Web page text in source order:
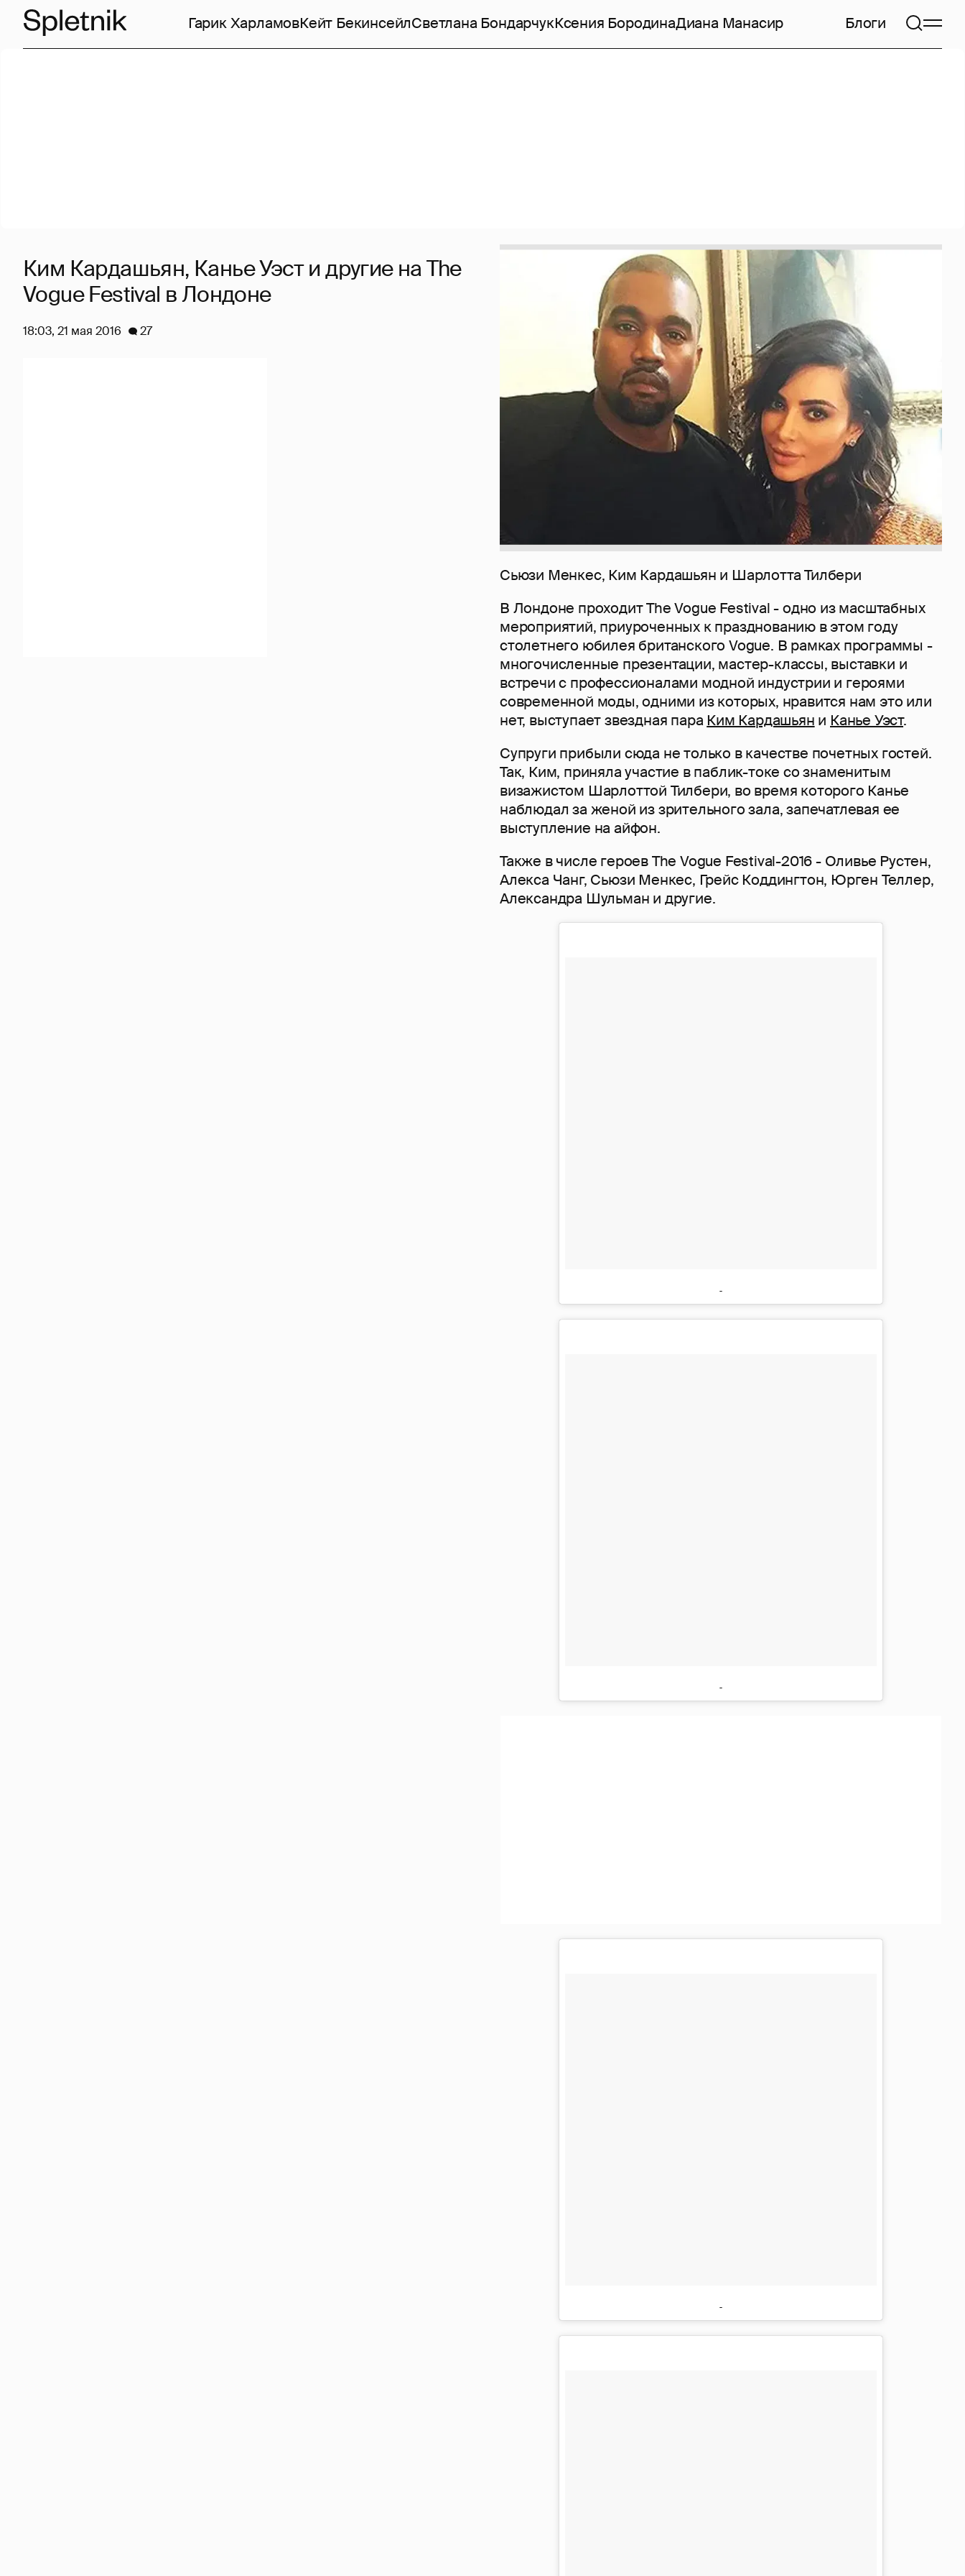
Гарик ХарламовКейт БекинсейлСветлана БондарчукКсения БородинаДиана Манасир Блоги
Сьюзи Менкес, Ким Кардашьян и Шарлотта Тилбери
В Лондоне проходит The Vogue Festival - одно из масштабных
мероприятий, приуроченных к празднованию в этом году
столетнего юбилея британского Vogue. В рамках программы -
многочисленные презентации, мастер-классы, выставки и
встречи с профессионалами модной индустрии и героями
современной моды, одними из которых, нравится нам это или
нет, выступает звездная пара Ким Кардашьян и Канье Уэст.
Супруги прибыли сюда не только в качестве почетных гостей.
Так, Ким, приняла участие в паблик-токе со знаменитым
визажистом Шарлоттой Тилбери, во время которого Канье
наблюдал за женой из зрительного зала, запечатлевая ее
выступление на айфон.
Также в числе героев The Vogue Festival-2016 - Оливье Рустен,
Алекса Чанг, Сьюзи Менкес, Грейс Коддингтон, Юрген Теллер,
Александра Шульман и другие.
Ким Кардашьян, Канье Уэст и другие на The
Vogue Festival в Лондоне
18:03, 21 мая 2016 27